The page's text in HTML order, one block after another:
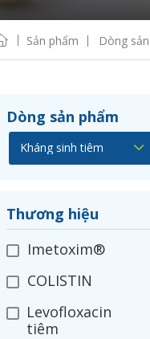
Sản phẩm Dòng
Dòng sản phẩm
Thương hiệu
Imetoxim®
COLISTIN
Levofloxacin
tiêm